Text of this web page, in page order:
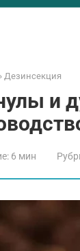
Дезинсекция
и
6 мин